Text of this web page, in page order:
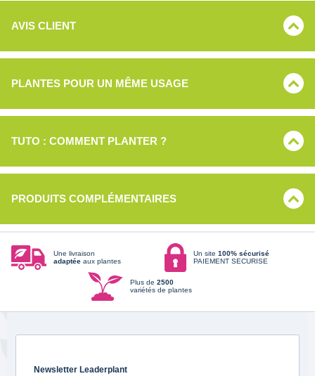
AVIS CLIENT
PLANTES POUR UN MÊME USAGE
TUTO : COMMENT PLANTER ?
PRODUITS COMPLÉMENTAIRES
Une livraison
adaptée aux plantes
Un site 100% sécurisé
PAIEMENT SECURISE
Plus de 2500
variétés de plantes
Newsletter Leaderplant